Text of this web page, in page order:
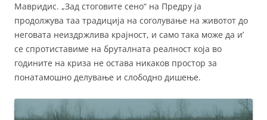
Мавридис. „Зад стоговите сено“ на Предру ја
продолжува таа традиција на соголување на животот до
неговата неиздржлива крајност, и само така може да и’
се спротиставиме на бруталната реалност која во
годините на криза не остава никаков простор за
понатамошно делување и слободно дишење.